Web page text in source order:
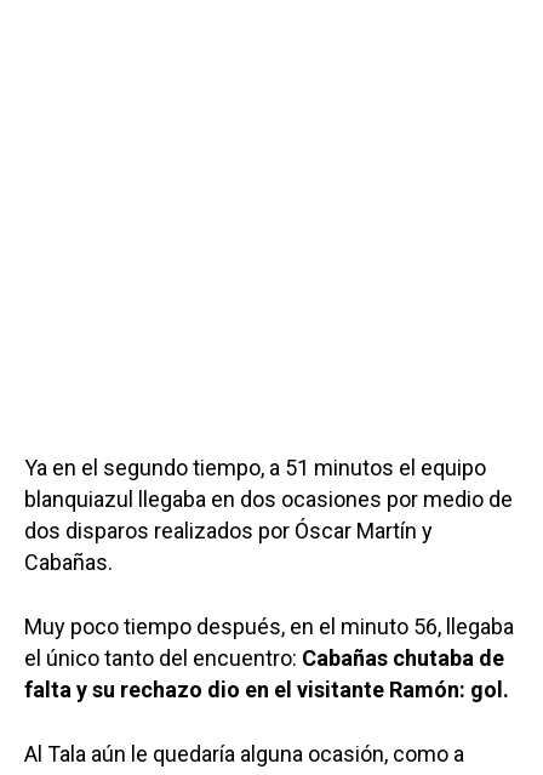
Ya en el segundo tiempo, a 51 minutos el equipo
blanquiazul llegaba en dos ocasiones por medio de
dos disparos realizados por Óscar Martín y
Cabañas.
Muy poco tiempo después, en el minuto 56, llegaba
el único tanto del encuentro: Cabañas chutaba de
falta y su rechazo dio en el visitante Ramón: gol.
Al Tala aún le quedaría alguna ocasión, como a